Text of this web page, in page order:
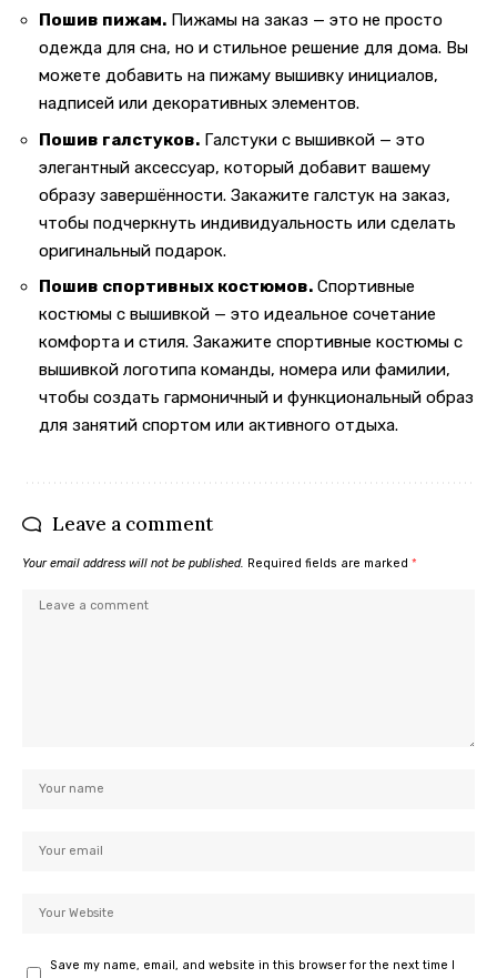
Пошив пижам. Пижамы на заказ — это не просто
одежда для сна, но и стильное решение для дома. Вы
можете добавить на пижаму вышивку инициалов,
надписей или декоративных элементов.
Пошив галстуков. Галстуки с вышивкой — это
элегантный аксессуар, который добавит вашему
образу завершённости. Закажите галстук на заказ,
чтобы подчеркнуть индивидуальность или сделать
оригинальный подарок.
Пошив спортивных костюмов. Спортивные
костюмы с вышивкой — это идеальное сочетание
комфорта и стиля. Закажите спортивные костюмы с
вышивкой логотипа команды, номера или фамилии,
чтобы создать гармоничный и функциональный образ
для занятий спортом или активного отдыха.
Leave a comment
Your email address will not be published. Required fields are marked *
Save my name, email, and website in this browser for the next time I